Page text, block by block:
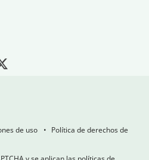
de uso
Política de derechos de